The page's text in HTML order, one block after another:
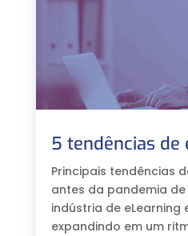
5 tendências de
Principais tendências
antes da pandemia
indústria de eLearning
expandindo em um